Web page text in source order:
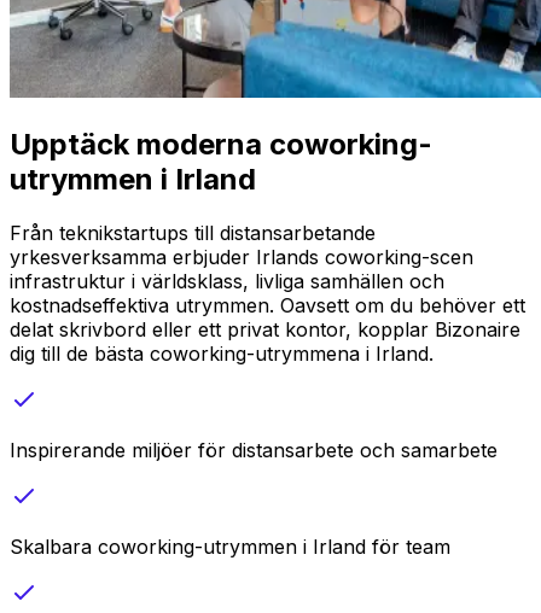
Upptäck moderna coworking-
utrymmen i Irland
Från teknikstartups till distansarbetande
yrkesverksamma erbjuder Irlands coworking-scen
infrastruktur i världsklass, livliga samhällen och
kostnadseffektiva utrymmen. Oavsett om du behöver ett
delat skrivbord eller ett privat kontor, kopplar Bizonaire
dig till de bästa coworking-utrymmena i Irland.
Inspirerande miljöer för distansarbete och samarbete
Skalbara coworking-utrymmen i Irland för team